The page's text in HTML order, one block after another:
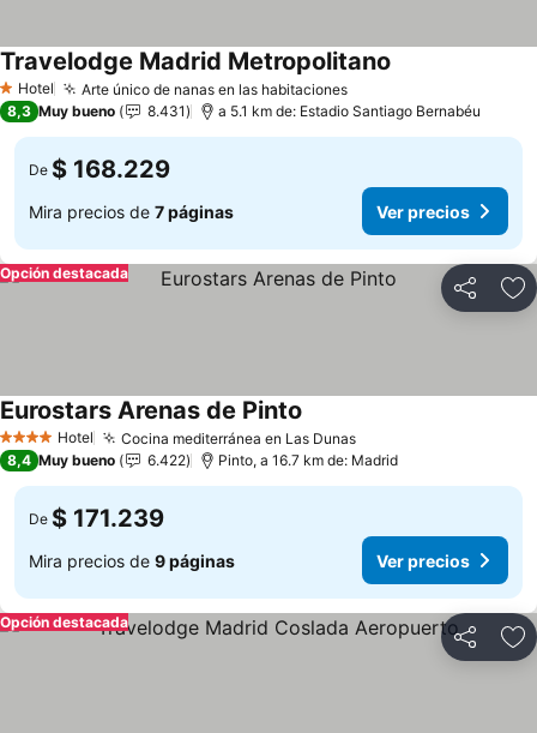
1 Estrellas
Hotel Arte único de nanas en las habitacionesVer precios
Travelodge Madrid Metropolitano
8,3 Muy bueno 8.431 a 5.1 km de: Estadio Santiago Bernabéu
De $ 168.229
Mira precios de 7 páginas Ver precios
Compartir
Opción destacada
4 EstrellasHotel Cocina mediterránea en Las DunasVer precios
Eurostars Arenas de Pinto
8,4 Muy bueno 6.422 Pinto, a 16.7 km de: Madrid
De $ 171.239
Mira precios de 9 páginas Ver precios
Compartir
Opción destacada